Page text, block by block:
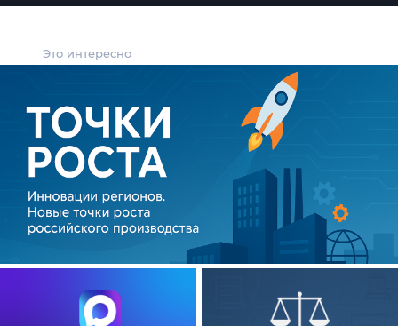
Это интересно